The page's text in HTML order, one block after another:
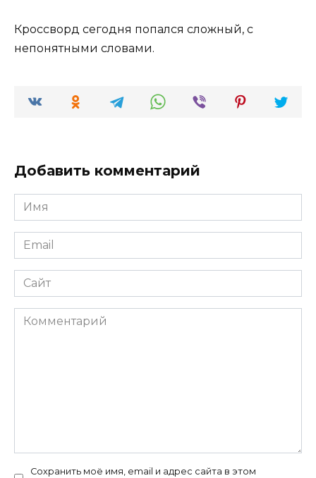
Кроссворд сегодня попался сложный, с
непонятными словами.
Добавить комментарий
Имя
*
Email
*
Сайт
Комментарий
Сохранить моё имя, email и адрес сайта в этом